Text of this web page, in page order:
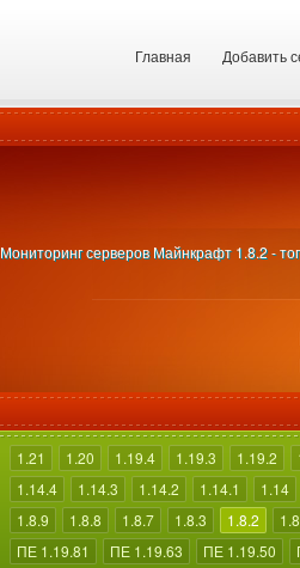
Главная Добавить
Мониторинг серверов Майнкрафт 1.8.2 -
1.21 1.20 1.19.4 1.19.3 1.19.2
1.14.4
1.14.3 1.14.2 1.14.1 1.14
1.8.9
1.8.8 1.8.7 1.8.3 1.8.2
ПЕ 1.19.81
ПЕ 1.19.63 ПЕ 1.19.50